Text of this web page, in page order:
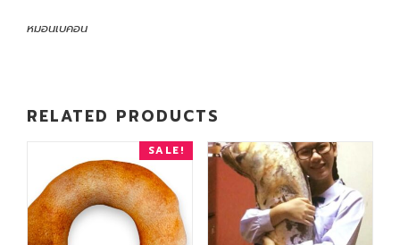
หมอนเบคอน
RELATED PRODUCTS
SALE!